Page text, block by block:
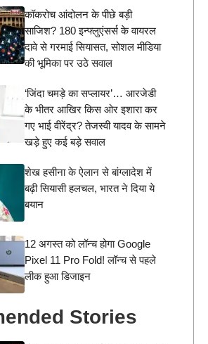
कॉकरोच आंदोलन के पीछे बड़ी
साजिश? 180 इन्फ्लुएंसर्स के वायरल
दावे से गरमाई सियासत, सोशल मीडिया
की भूमिका पर उठे सवाल
‘जिंदा चमड़े का सप्लायर’… आरजेडी
के भीतर आखिर किस ओर इशारा कर
गए भाई वीरेंद्र? तेजस्वी यादव के सामने
खड़े हुए कई बड़े सवाल
शेख हसीना के ऐलान से बांग्लादेश में
बढ़ी सियासी हलचल, भारत ने दिया ये
बयान
12 अगस्त को लॉन्च होगा Google
Pixel 11 Pro Fold! लॉन्च से पहले
लीक हुआ डिजाइन
Stories